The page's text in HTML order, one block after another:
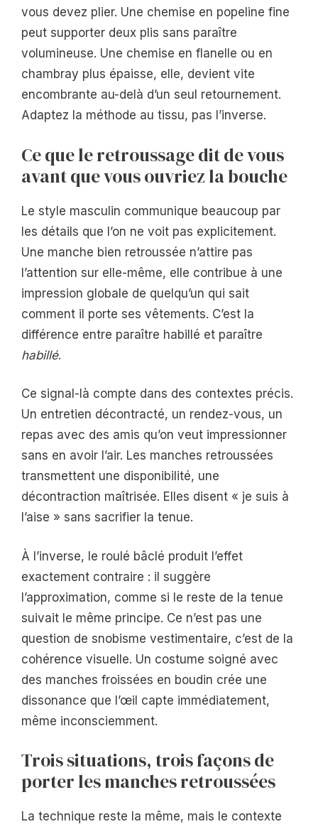
vous devez plier. Une chemise en popeline fine
peut supporter deux plis sans paraître
volumineuse. Une chemise en flanelle ou en
chambray plus épaisse, elle, devient vite
encombrante au-delà d’un seul retournement.
Adaptez la méthode au tissu, pas l’inverse.
Ce que le retroussage dit de vous
avant que vous ouvriez la bouche
Le style masculin communique beaucoup par
les détails que l’on ne voit pas explicitement.
Une manche bien retroussée n’attire pas
l’attention sur elle-même, elle contribue à une
impression globale de quelqu’un qui sait
comment il porte ses vêtements. C’est la
différence entre paraître habillé et paraître
habillé.
Ce signal-là compte dans des contextes précis.
Un entretien décontracté, un rendez-vous, un
repas avec des amis qu’on veut impressionner
sans en avoir l’air. Les manches retroussées
transmettent une disponibilité, une
décontraction maîtrisée. Elles disent « je suis à
l’aise » sans sacrifier la tenue.
À l’inverse, le roulé bâclé produit l’effet
exactement contraire : il suggère
l’approximation, comme si le reste de la tenue
suivait le même principe. Ce n’est pas une
question de snobisme vestimentaire, c’est de la
cohérence visuelle. Un costume soigné avec
des manches froissées en boudin crée une
dissonance que l’œil capte immédiatement,
même inconsciemment.
Trois situations, trois façons de
porter les manches retroussées
La technique reste la même, mais le contexte